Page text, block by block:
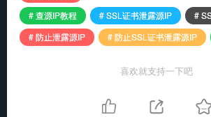
# 查源IP教程
# SSL证书泄露源IP
#
# 防止泄露源IP
# 防止SSL证书泄露源IP
喜欢就支持一下吧